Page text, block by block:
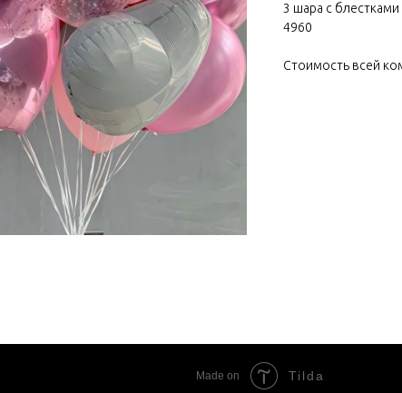
3 шара с
4960
Стоимость всей
Made on Tilda